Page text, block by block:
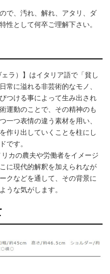
で、汚れ、解れ、アタリ、ダ
性として何卒ご理解下さい。
ラ）】はイタリア語で「貧し
常に溢れる非芸術的なモノ、
つける事によって生み出され
運動のことで、その精神のも
一つ表情の違う素材を用い、
作り出していくことを柱にし
です。
カの農夫や労働者をイメージ
に現代的解釈を加えられなが
クなどを通して、その背景に
うな気がします。